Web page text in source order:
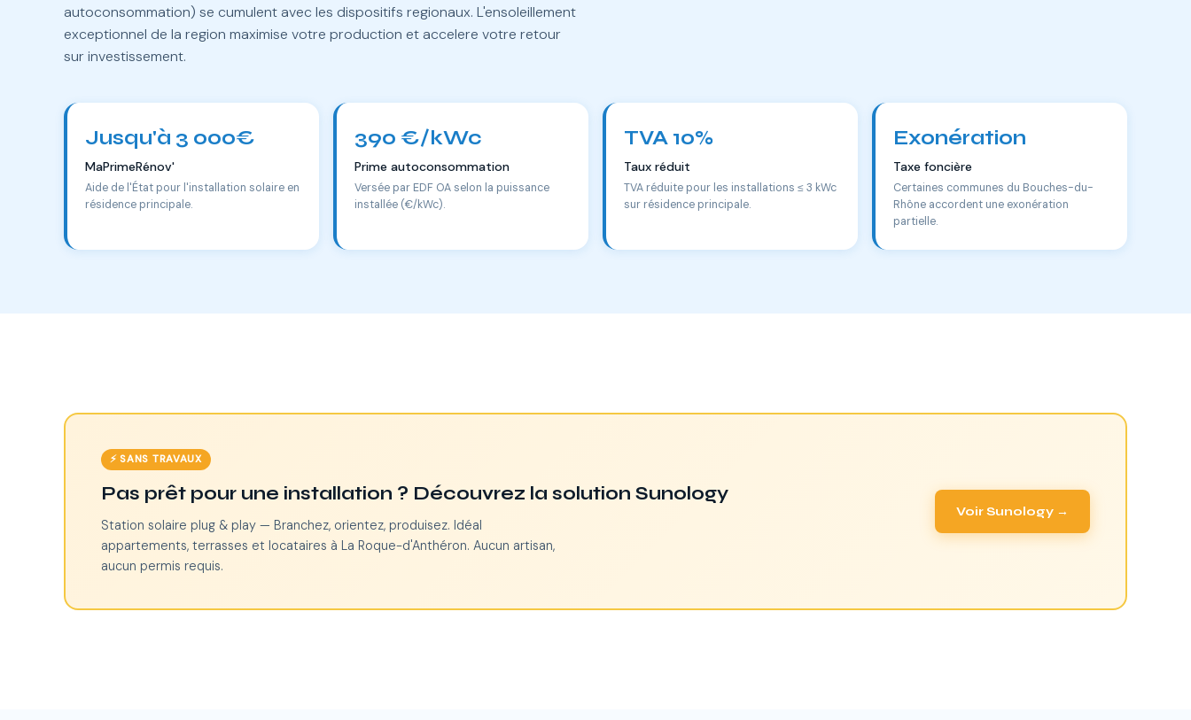
autoconsommation) se cumulent avec les dispositifs regionaux. L'ensoleillement
exceptionnel de la region maximise votre production et accelere votre retour
sur investissement.
Jusqu'à 3 000€
MaPrimeRénov'
Aide de l'État pour l'installation solaire en
résidence principale.
390 €/kWc
Prime autoconsommation
Versée par EDF OA selon la puissance
installée (€/kWc).
TVA 10%
Taux réduit
TVA réduite pour les installations ≤ 3 kWc
sur résidence principale.
Exonération
Taxe foncière
Certaines communes du Bouches-du-
Rhône accordent une exonération
partielle.
⚡ SANS TRAVAUX
Pas prêt pour une installation ? Découvrez la solution Sunology
Station solaire plug & play — Branchez, orientez, produisez. Idéal
appartements, terrasses et locataires à La Roque-d'Anthéron. Aucun artisan,
aucun permis requis.
Voir Sunology →